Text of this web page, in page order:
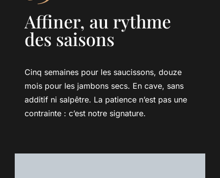
Affiner, au rythme
des saisons
Cinq semaines pour les saucissons, douze
mois pour les jambons secs. En cave, sans
additif ni salpêtre. La patience n’est pas une
contrainte : c’est notre signature.